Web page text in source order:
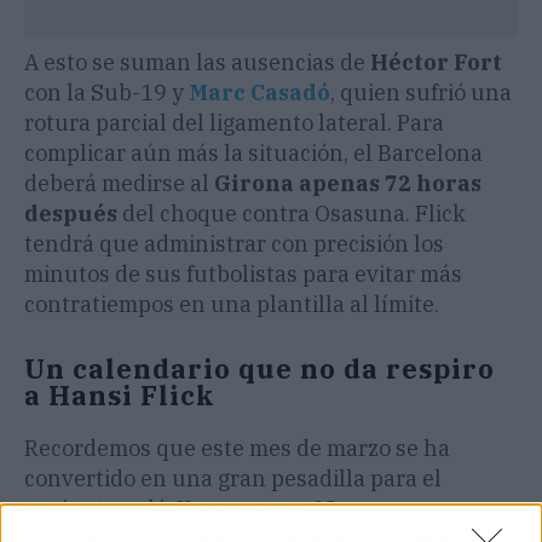
A esto se suman las ausencias de Héctor Fort
con la Sub-19 y Marc Casadó, quien sufrió una
rotura parcial del ligamento lateral. Para
complicar aún más la situación, el Barcelona
deberá medirse al Girona apenas 72 horas
después del choque contra Osasuna. Flick
tendrá que administrar con precisión los
minutos de sus futbolistas para evitar más
contratiempos en una plantilla al límite.
Un calendario que no da respiro
a Hansi Flick
Recordemos que este mes de marzo se ha
convertido en una gran pesadilla para el
conjunto culé. Y es que con13